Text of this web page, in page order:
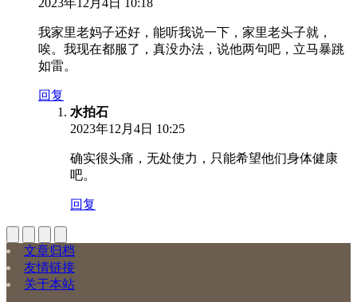
我家里老妈子还好，能听我说一下，家里老头子就，
唉。我现在都服了，真没办法，说他两句吧，立马暴跳
如雷。
回复
水拍石
2023年12月4日 10:25
确实很头痛，无处使力，只能希望他们身体健康
吧。
回复
文章归档
友情链接
关于本站